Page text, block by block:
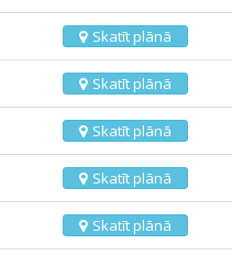
Skatīt plānā
Skatīt plānā
Skatīt plānā
Skatīt plānā
Skatīt plānā